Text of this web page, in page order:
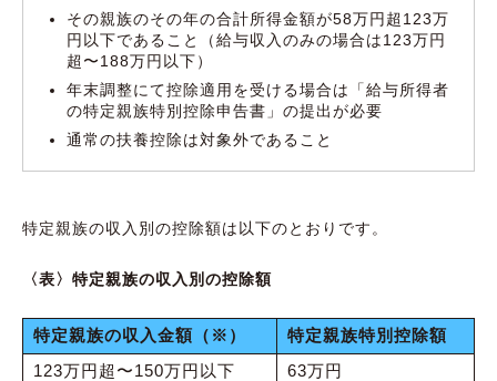
その親族のその年の合計所得金額が58万円超123万
円以下であること（給与収入のみの場合は123万円
超〜188万円以下）
年末調整にて控除適用を受ける場合は「給与所得者
の特定親族特別控除申告書」の提出が必要
通常の扶養控除は対象外であること
特定親族の収入別の控除額は以下のとおりです。
〈表〉特定親族の収入別の控除額
特定親族の収入金額（※）
特定親族特別控除額
123万円超〜150万円以下
63万円